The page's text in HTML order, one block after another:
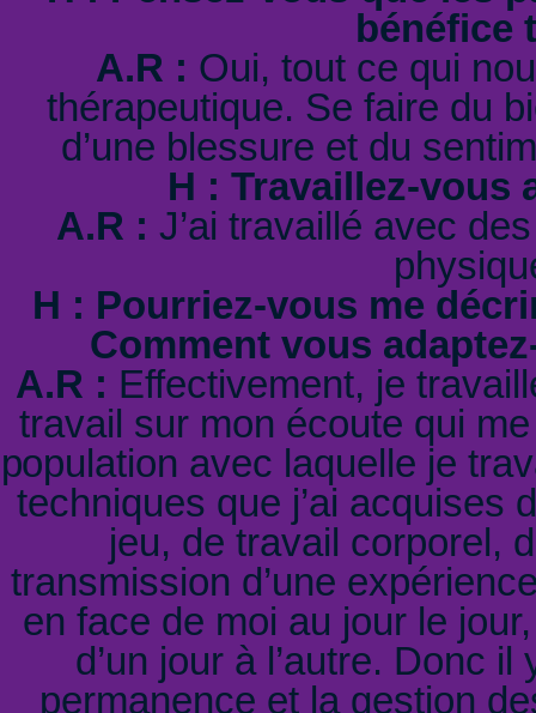
bénéfice
A.R : Oui, tout ce qui
thérapeutique. Se faire du
d’une blessure et du
H : Travaillez-vous
A.R : J’ai travaillé avec
H : Pourriez-vous me
Comment vous
A.R : Effectivement, je
travail sur mon écoute qui
population avec laquelle je
techniques que j’ai acquises
jeu, de travail corporel,
transmission d’une
en face de moi au jour le
d’un jour à l’autre. Donc
permanence et la gestion